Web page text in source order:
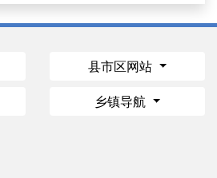
县市区网站
乡镇导航